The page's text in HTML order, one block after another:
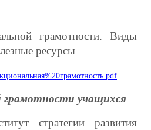
грамотности. Виды
ресурсы
учащихся
стратегии развития